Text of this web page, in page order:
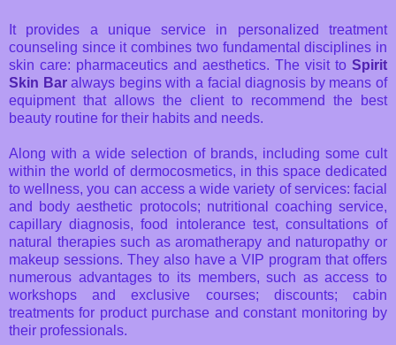
It provides a unique service in personalized treatment
counseling since it combines two fundamental disciplines in
skin care: pharmaceutics and aesthetics. The visit to Spirit
Skin Baralways begins with a facial diagnosis by means of
equipment that allows the client to recommend the best
beauty routine for their habits and needs.
Along with a wide selection of brands, including some cult
within the world of dermocosmetics, in this space dedicated
to wellness, you can access a wide variety of services: facial
and body aesthetic protocols; nutritional coaching service,
capillary diagnosis, food intolerance test, consultations of
natural therapies such as aromatherapy and naturopathy or
makeup sessions. They also have a VIP program that offers
numerous advantages to its members, such as access to
workshops and exclusive courses; discounts; cabin
treatments for product purchase and constant monitoring by
their professionals.